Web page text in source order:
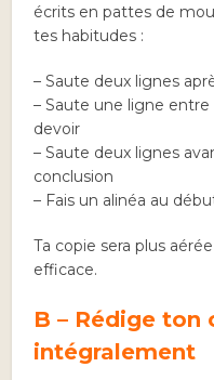
écrits en pattes de
tes habitudes :
– Saute deux lignes
– Saute une ligne
devoir
– Saute deux lignes
conclusion
– Fais un alinéa au
Ta copie sera plus
efficace.
B – Rédige
intégralement